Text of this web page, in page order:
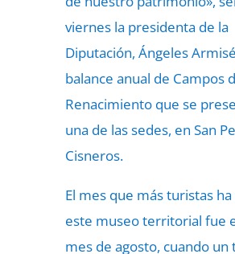
viernes la presidenta de la
Diputación, Ángeles
balance anual de Campos
Renacimiento que se
una de las sedes, en San
Cisneros.
El mes que más turistas
este museo territorial fue
mes de agosto, cuando un